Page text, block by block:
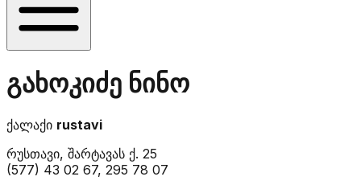
გახოკიძე ნინო
ქალაქი rustavi
რუსთავი, შარტავას ქ. 25
(577) 43 02 67, 295 78 07